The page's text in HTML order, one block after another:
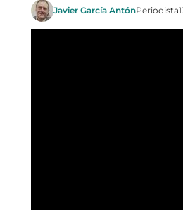
Javier García AntónPeriodista